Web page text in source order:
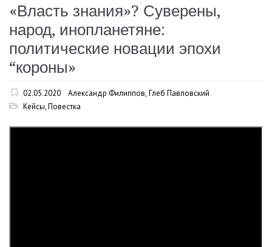
«Власть знания»? Суверены,
народ, инопланетяне:
политические новации эпохи
“короны»
02.05.2020 Александр Филиппов, Глеб Павловский
Кейсы,Повестка